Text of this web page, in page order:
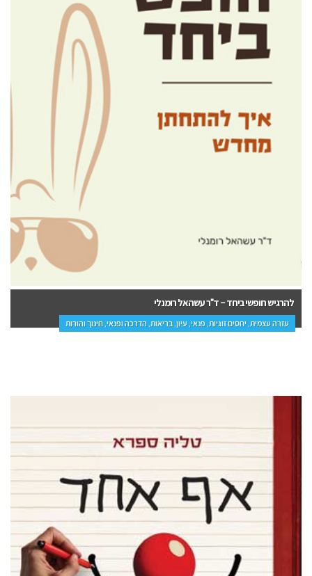
להרגיש חופשי ביחד – ד"ר עשהאל רומנלי
עזרה עצמית, יחסים זוגיות, פנאי, עיון, בריאות, הדרכה ופנאי, חינוך והורות